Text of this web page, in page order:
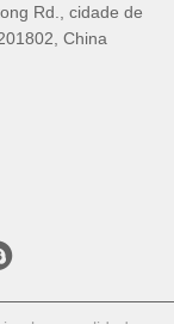
Rd., cidade de
China